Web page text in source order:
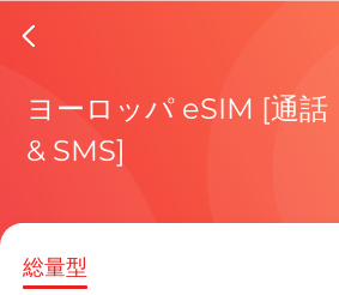
現在
ヨーロッパ eSIM [通話
& SMS]
総量型